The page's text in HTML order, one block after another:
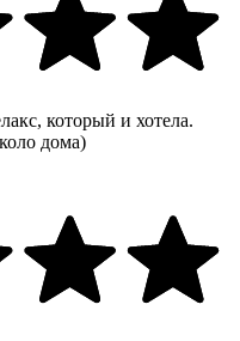
который и хотела.
дома)